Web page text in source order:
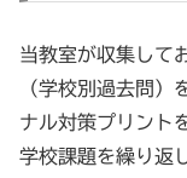
当教室が収集して
（学校別過去問）
ナル対策プリント
学校課題を繰り返